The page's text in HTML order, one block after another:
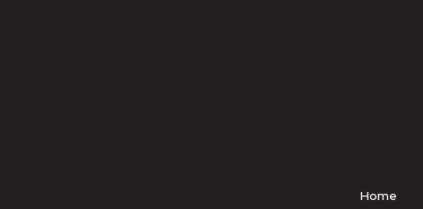
Home